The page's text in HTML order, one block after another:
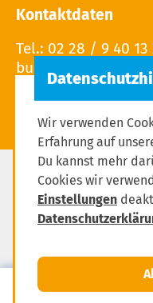
Anmelden
Kontaktdaten
Tel.: 02 28 / 9 40 13
Wir verwenden
Erfahrung auf
Du kannst mehr
Cookies wir
Einstellungen